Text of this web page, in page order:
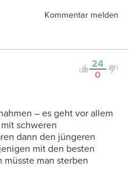
Kommentar melden
24
0
– es geht vor allem
schweren
dann den jüngeren
mit den besten
man sterben